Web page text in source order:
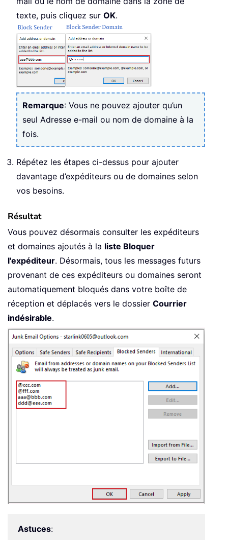
texte, puis cliquez sur OK.
Remarque: Vous ne pouvez ajouter qu’un
seul Adresse e-mail ou nom de domaine à la
fois.
Répétez les étapes ci-dessus pour ajouter
davantage d’expéditeurs ou de domaines selon
vos besoins.
Résultat
Vous pouvez désormais consulter les expéditeurs
et domaines ajoutés à la liste Bloquer
l'expéditeur. Désormais, tous les messages futurs
provenant de ces expéditeurs ou domaines seront
automatiquement bloqués dans votre boîte de
réception et déplacés vers le dossier Courrier
indésirable.
Astuces: